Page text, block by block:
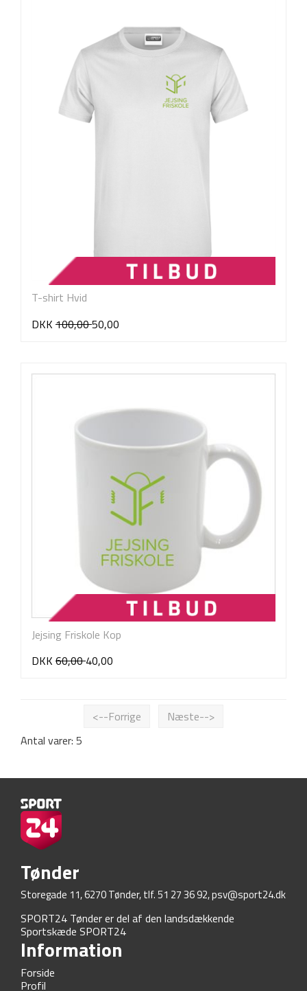
T-shirt Hvid
DKK 100,0050,00
Jejsing Friskole Kop
DKK 60,0040,00
<--Forrige
Næste-->
Antal varer: 5
Tønder
Storegade 11, 6270 Tønder, tlf. 51 27 36 92,psv@sport24.dk
SPORT24 Tønder er del af den landsdækkende
Sportskæde SPORT24
Information
Forside
Profil